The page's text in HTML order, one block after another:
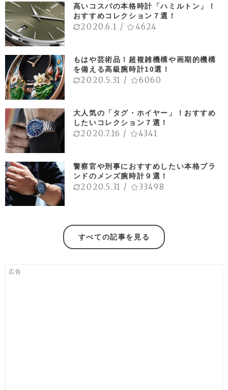
高いコスパの本格時計「ハミルトン」！
おすすめコレクション７選！
2020.6.1 / 4624
もはや芸術品！超複雑機構や画期的機構
を備える高級腕時計10選！
2020.5.31 / 6060
大人気の「タグ・ホイヤー」！おすすめ
したいコレクション７選！
2020.7.16 / 4341
警察官や刑事におすすめしたい本格ブラ
ンドのメンズ腕時計９選！
2020.5.31 / 33498
すべての記事を見る
広告